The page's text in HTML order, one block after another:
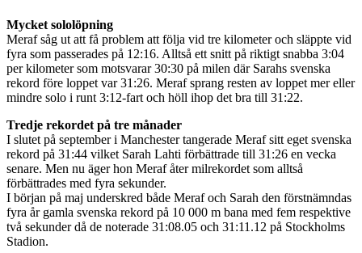
Mycket sololöpning
Meraf såg ut att få problem att följa vid tre kilometer och släppte vid
fyra som passerades på 12:16. Alltså ett snitt på riktigt snabba 3:04
per kilometer som motsvarar 30:30 på milen där Sarahs svenska
rekord före loppet var 31:26. Meraf sprang resten av loppet mer eller
mindre solo i runt 3:12-fart och höll ihop det bra till 31:22.
Tredje rekordet på tre månader
I slutet på september i Manchester tangerade Meraf sitt eget svenska
rekord på 31:44 vilket Sarah Lahti förbättrade till 31:26 en vecka
senare. Men nu äger hon Meraf åter milrekordet som alltså
förbättrades med fyra sekunder.
I början på maj underskred både Meraf och Sarah den förstnämndas
fyra år gamla svenska rekord på 10 000 m bana med fem respektive
två sekunder då de noterade 31:08.05 och 31:11.12 på Stockholms
Stadion.